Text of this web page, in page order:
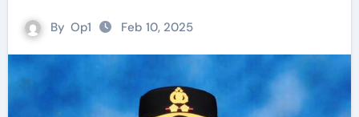
By Op1 Feb 10, 2025